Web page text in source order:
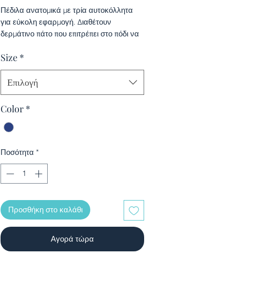
Πέδιλα ανατομικά με τρία αυτοκόλλητα
για εύκολη εφαρμογή. Διαθέτουν
δερμάτινο πάτο που επιτρέπει στο πόδι να
Size *
Επιλογή
Color *
Ποσότητα *
Προσθήκη στο καλάθι
Αγορά τώρα